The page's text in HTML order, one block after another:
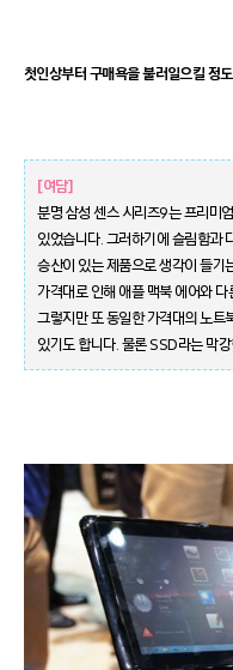
첫인상부터 구매욕을 불러일으킬 정
[여담]
분명 삼성 센스 시리즈9는 프리미
있었습니다. 그러하기에 슬림함과
승산이 있는 제품으로 생각이 들기
가격대로 인해 애플 맥북 에어와
그렇지만 또 동일한 가격대의 노트
있기도 합니다. 물론 SSD라는 막